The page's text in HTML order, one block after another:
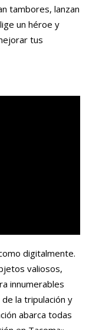
tambores, lanzan
un héroe y
tus
digitalmente.
valiosos,
innumerables
la tripulación y
abarca todas